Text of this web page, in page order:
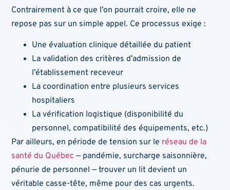
Contrairement à ce que l’on pourrait croire, elle ne
repose pas sur un simple appel. Ce processus exige :
Une évaluation clinique détaillée du patient
La validation des critères d’admission de
l’établissement receveur
La coordination entre plusieurs services
hospitaliers
La vérification logistique (disponibilité du
personnel, compatibilité des équipements, etc.)
Par ailleurs, en période de tension sur le réseau de la
santé du Québec — pandémie, surcharge saisonnière,
pénurie de personnel — trouver un lit devient un
véritable casse-tête, même pour des cas urgents.